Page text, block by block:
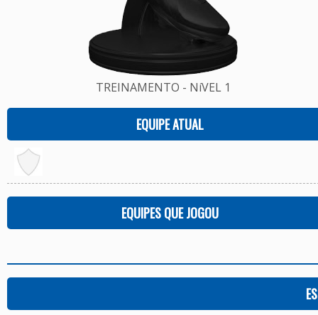
TREINAMENTO - NíVEL 1
EQUIPE ATUAL
EQUIPES QUE JOGOU